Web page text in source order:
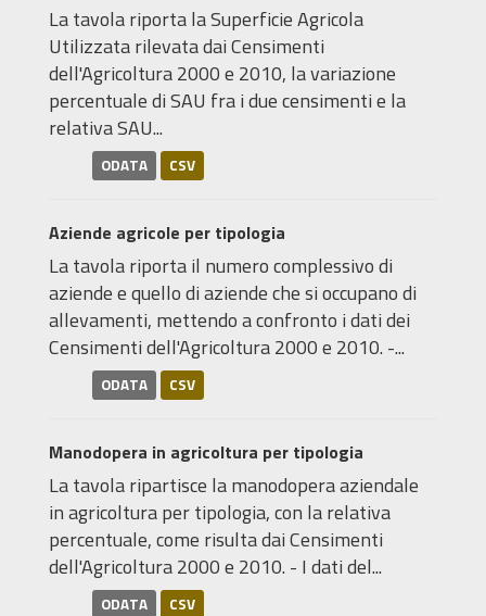
La tavola riporta la Superficie Agricola
Utilizzata rilevata dai Censimenti
dell'Agricoltura 2000 e 2010, la variazione
percentuale di SAU fra i due censimenti e la
relativa SAU...
ODATA CSV
Aziende agricole per tipologia
La tavola riporta il numero complessivo di
aziende e quello di aziende che si occupano di
allevamenti, mettendo a confronto i dati dei
Censimenti dell'Agricoltura 2000 e 2010. -...
ODATA CSV
Manodopera in agricoltura per tipologia
La tavola ripartisce la manodopera aziendale
in agricoltura per tipologia, con la relativa
percentuale, come risulta dai Censimenti
dell'Agricoltura 2000 e 2010. - I dati del...
ODATA CSV